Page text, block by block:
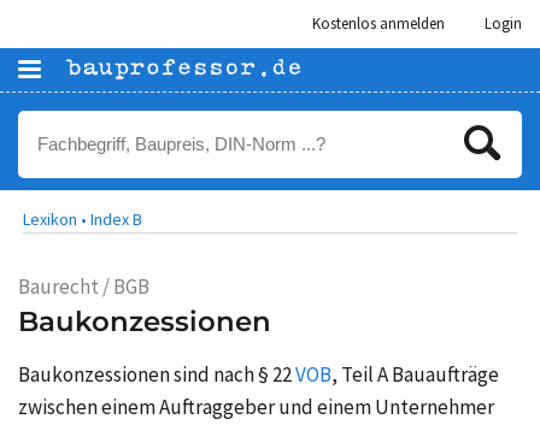
Kostenlos anmelden Login
Lexikon • Index B
Baurecht / BGB
Baukonzessionen
Baukonzessionen sind nach § 22VOB, Teil A Bauaufträge
zwischen einem Auftraggeber und einem Unternehmer